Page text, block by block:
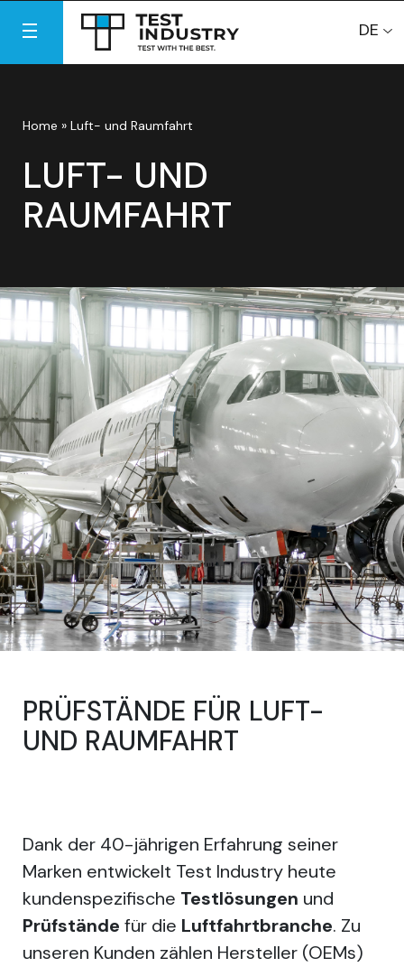
DE
Home » Luft- und Raumfahrt
LUFT- UND
RAUMFAHRT
PRÜFSTÄNDE FÜR LUFT-
UND RAUMFAHRT
Dank der 40-jährigen Erfahrung seiner
Marken entwickelt Test Industry heute
kundenspezifische Testlösungen und
Prüfstände für die Luftfahrtbranche. Zu
unseren Kunden zählen Hersteller (OEMs)